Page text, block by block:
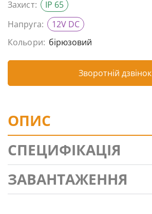
Захист:
IP 65
Напруга:
12V DC
Кольори: бірюзовий
Зворотній дзвінок
ОПИС
СПЕЦИФІКАЦІЯ
ЗАВАНТАЖЕННЯ